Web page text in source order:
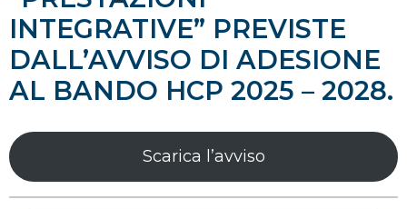
INTEGRATIVE” PREVISTE
DALL’AVVISO DI ADESIONE
AL BANDO HCP 2025 – 2028.
Scarica l’avviso